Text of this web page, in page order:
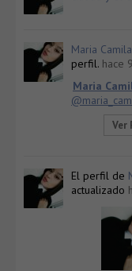
Maria
perfil. hace
Maria
Ver
El perfil de
actualizado